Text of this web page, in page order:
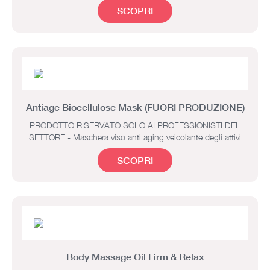
SCOPRI
Antiage Biocellulose Mask (FUORI PRODUZIONE)
PRODOTTO RISERVATO SOLO AI PROFESSIONISTI DEL
SETTORE - Maschera viso anti aging veicolante degli attivi
SCOPRI
Body Massage Oil Firm & Relax